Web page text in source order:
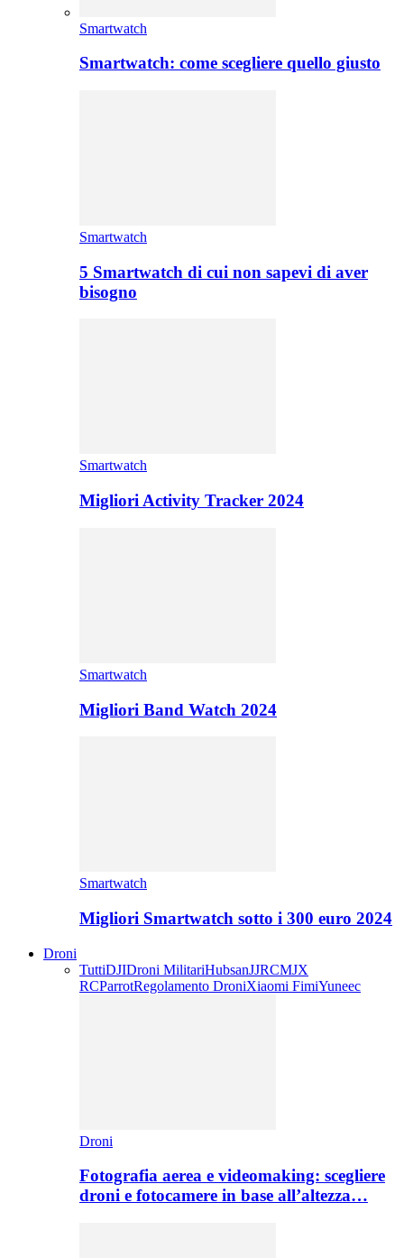
Smartwatch
Smartwatch: come scegliere quello giusto
Smartwatch
5 Smartwatch di cui non sapevi di aver
bisogno
Smartwatch
Migliori Activity Tracker 2024
Smartwatch
Migliori Band Watch 2024
Smartwatch
Migliori Smartwatch sotto i 300 euro 2024
Droni
TuttiDJIDroni MilitariHubsanJJRCMJX
RCParrotRegolamento DroniXiaomi FimiYuneec
Droni
Fotografia aerea e videomaking: scegliere
droni e fotocamere in base all’altezza…